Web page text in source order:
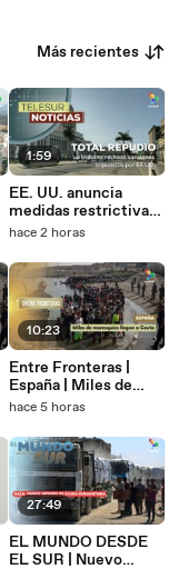
Más recientes
1:59
EE. UU. anuncia
medidas restrictivas
contra entidades y
cubanos
hace 2 horas
10:23
Entre Fronteras |
España | Miles de
marroquíes llegan a
hace 5 horas
27:49
EL MUNDO DESDE
EL SUR | Nuevo